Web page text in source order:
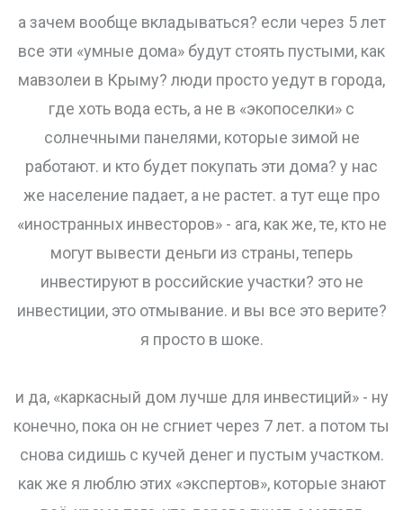
а зачем вообще вкладываться? если через 5 лет
все эти «умные дома» будут стоять пустыми, как
мавзолеи в Крыму? люди просто уедут в города,
где хоть вода есть, а не в «экопоселки» с
солнечными панелями, которые зимой не
работают. и кто будет покупать эти дома? у нас
же население падает, а не растет. а тут еще про
«иностранных инвесторов» - ага, как же, те, кто не
могут вывести деньги из страны, теперь
инвестируют в российские участки? это не
инвестиции, это отмывание. и вы все это верите?
я просто в шоке.
и да, «каркасный дом лучше для инвестиций» - ну
конечно, пока он не сгниет через 7 лет. а потом ты
снова сидишь с кучей денег и пустым участком.
как же я люблю этих «экспертов», которые знают